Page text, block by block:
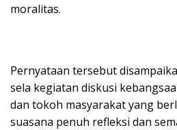
moralitas.
Pernyataan tersebut
sela kegiatan diskusi
dan tokoh masyarakat yang
suasana penuh refleksi dan